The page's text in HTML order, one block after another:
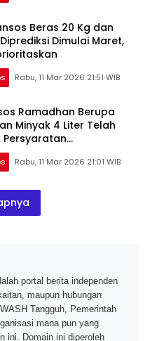
Beras 20 Kg dan
Dimulai Maret,
Rabu, 11 Mar 2026 21:51 WIB
Ramadhan Berupa
Minyak 4 Liter Telah
Persyaratan
Rabu, 11 Mar 2026 21:01 WIB
portal berita independen
maupun hubungan
Tangguh, Pemerintah
mana pun yang
ini. Domain ini diperoleh